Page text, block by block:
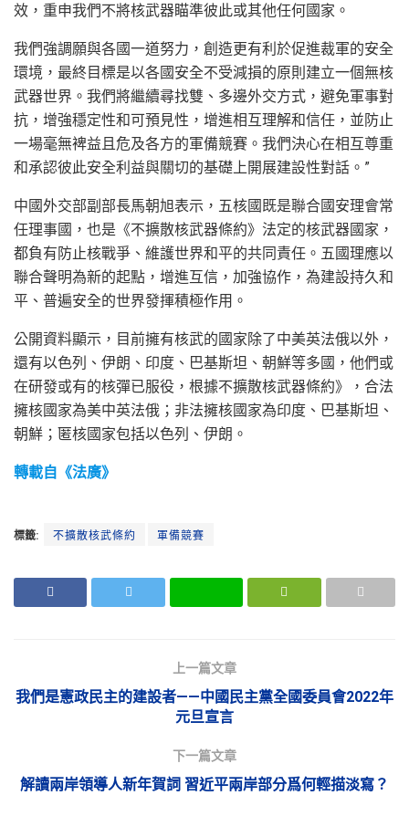
效，重申我們不將核武器瞄準彼此或其他任何國家。
我們強調願與各國一道努力，創造更有利於促進裁軍的安全
環境，最終目標是以各國安全不受減損的原則建立一個無核
武器世界。我們將繼續尋找雙、多邊外交方式，避免軍事對
抗，增強穩定性和可預見性，增進相互理解和信任，並防止
一場毫無裨益且危及各方的軍備競賽。我們決心在相互尊重
和承認彼此安全利益與關切的基礎上開展建設性對話。”
中國外交部副部長馬朝旭表示，五核國既是聯合國安理會常
任理事國，也是《不擴散核武器條約》法定的核武器國家，
都負有防止核戰爭、維護世界和平的共同責任。五國理應以
聯合聲明為新的起點，增進互信，加強協作，為建設持久和
平、普遍安全的世界發揮積極作用。
公開資料顯示，目前擁有核武的國家除了中美英法俄以外，
還有以色列、伊朗、印度、巴基斯坦、朝鮮等多國，他們或
在研發或有的核彈已服役，根據不擴散核武器條約》，合法
擁核國家為美中英法俄；非法擁核國家為印度、巴基斯坦、
朝鮮；匿核國家包括以色列、伊朗。
轉載自《法廣》
標籤: 不擴散核武條約 軍備競賽
上一篇文章
我們是憲政民主的建設者——中國民主黨全國委員會2022年
元旦宣言
下一篇文章
解讀兩岸領導人新年賀詞 習近平兩岸部分爲何輕描淡寫？